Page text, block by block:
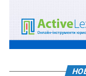
Упродовж трьох
функціональне
українців, а також
пояснюють, що